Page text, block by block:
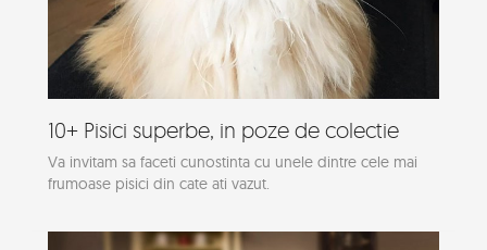
10+ Pisici superbe, in poze de colectie
Va invitam sa faceti cunostinta cu unele dintre cele mai
frumoase pisici din cate ati vazut.